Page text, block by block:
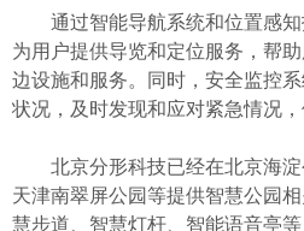
通过智能导航系统和位置感知
为用户提供导览和定位服务，帮
边设施和服务。同时，安全监控
状况，及时发现和应对紧急情况，
北京分形科技已经在北京海淀
天津南翠屏公园等提供智慧公园
慧步道、智慧灯杆、智能语音亭